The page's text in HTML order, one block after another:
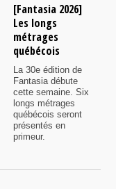
[Fantasia 2026]
Les longs
métrages
québécois
La 30e édition de
Fantasia débute
cette semaine. Six
longs métrages
québécois seront
présentés en
primeur.